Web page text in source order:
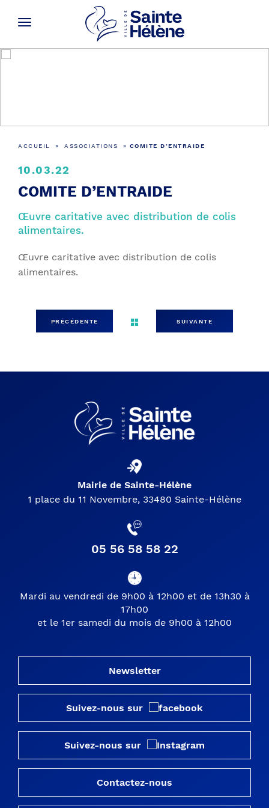
ACCUEIL » ASSOCIATIONS » COMITE D’ENTRAIDE
10.03.22
COMITE D’ENTRAIDE
Œuvre caritative avec distribution de colis
alimentaires.
Œuvre caritative avec distribution de colis
alimentaires.
PRÉCÉDENTE SUIVANTE
Mairie de Sainte-Hélène
1 place du 11 Novembre, 33480 Sainte-Hélène
05 56 58 58 22
Mardi au vendredi de 9h00 à 12h00 et de 13h30 à
17h00
et le 1er samedi du mois de 9h00 à 12h00
Newsletter
Suivez-nous sur
Suivez-nous sur
Contactez-nous